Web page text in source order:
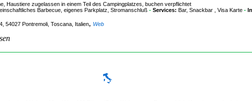
Haustiere zugelassen in einem Teil des Campingplatzes, buchen verpflichtet
Barbecue, eigenes Parkplatz, Stromanschluß - Services: Bar, Snackbar , Visa Karte -
54027 Pontremoli, Toscana, Italien, Web